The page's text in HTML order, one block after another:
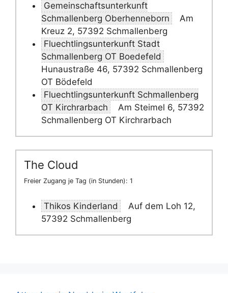
Gemeinschaftsunterkunft
Schmallenberg Oberhenneborn
Am
Kreuz 2, 57392 Schmallenberg
Fluechtlingsunterkunft Stadt
Schmallenberg OT Boedefeld
Hunaustraße 46, 57392 Schmallenberg
OT Bödefeld
Fluechtlingsunterkunft Schmallenberg
OT Kirchrarbach
Am Steimel 6, 57392
Schmallenberg OT Kirchrarbach
The Cloud
Freier Zugang je Tag (in Stunden): 1
Thikos Kinderland
Auf dem Loh 12,
57392 Schmallenberg